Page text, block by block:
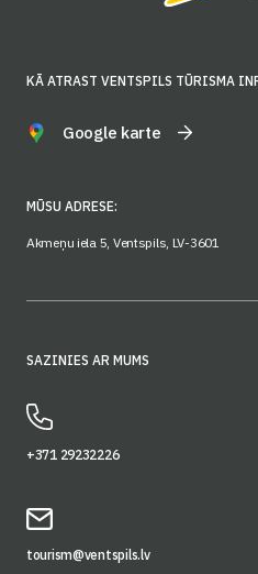
KĀ ATRAST VENTSPILS TŪRISMA
Google karte
MŪSU ADRESE:
Akmeņu iela 5, Ventspils, LV-3601
SAZINIES AR MUMS
+371 29232226
tourism@ventspils.lv